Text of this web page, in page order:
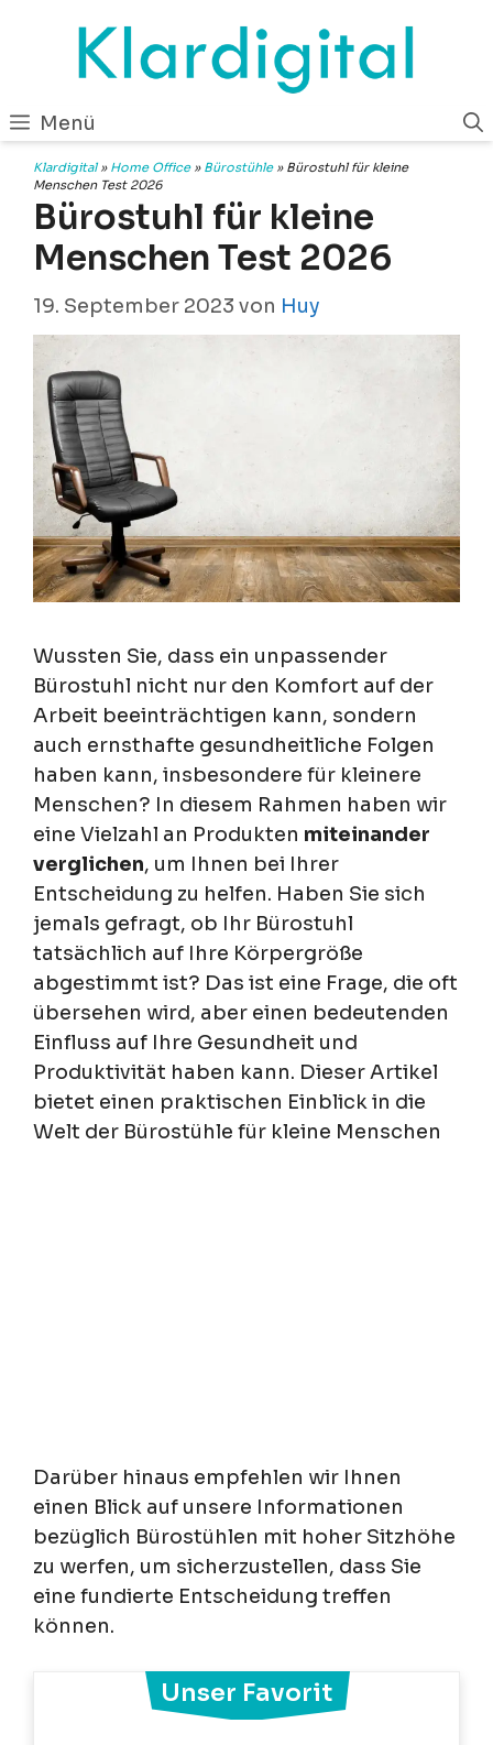
springen
Menü
Klardigital» Home Office» Bürostühle» Bürostuhl für kleine
Menschen Test 2026
Bürostuhl für kleine
Menschen Test 2026
19. September 2023 von Huy
Wussten Sie, dass ein unpassender
Bürostuhl nicht nur den Komfort auf der
Arbeit beeinträchtigen kann, sondern
auch ernsthafte gesundheitliche Folgen
haben kann, insbesondere für kleinere
Menschen? In diesem Rahmen haben wir
eine Vielzahl an Produkten miteinander
verglichen, um Ihnen bei Ihrer
Entscheidung zu helfen. Haben Sie sich
jemals gefragt, ob Ihr Bürostuhl
tatsächlich auf Ihre Körpergröße
abgestimmt ist? Das ist eine Frage, die oft
übersehen wird, aber einen bedeutenden
Einfluss auf Ihre Gesundheit und
Produktivität haben kann. Dieser Artikel
bietet einen praktischen Einblick in die
Welt der Bürostühle für kleine Menschen
Darüber hinaus empfehlen wir Ihnen
einen Blick auf unsere Informationen
bezüglich Bürostühlen mit hoher Sitzhöhe
zu werfen, um sicherzustellen, dass Sie
eine fundierte Entscheidung treffen
können.